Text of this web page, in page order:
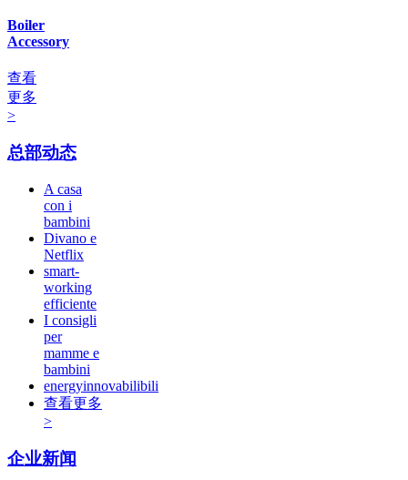
Boiler
Accessory
查看
更多
>
总部动态
A casa
con i
bambini
Divano e
Netflix
smart-
working
efficiente
I consigli
per
mamme e
bambini
energyinnovabilibili
查看更多
>
企业新闻